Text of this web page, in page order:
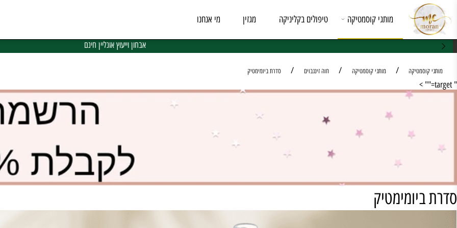
משלוחים מהירים בכל רחבי הארץ
מותגי קוסמטיקה טיפולים בקליניקה מי אנחנו
/ מותגי קוסמטיקה / חוה זינגבוים / סדרת ביומימטיק